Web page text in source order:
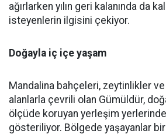
ağırlarken yılın geri kalanında da
isteyenlerin ilgisini çekiyor.
Doğayla iç içe yaşam
Mandalina bahçeleri, zeytinlikler ve
alanlarla çevrili olan Gümüldür,
ölçüde koruyan yerleşim
gösteriliyor. Bölgede yaşayanlar